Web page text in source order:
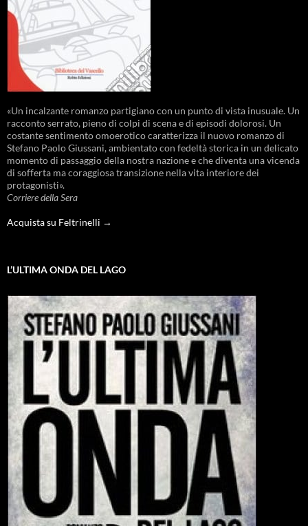
«Un incalzante romanzo partigiano con un punto di vista inusuale. Un
racconto serrato, pieno di colpi di scena e di episodi dolorosi. Un
costante sentimento omoerotico caratterizza il nuovo romanzo di
Stefano Paolo Giussani, ambientato con fedeltà storica in un delicato
momento di passaggio della nostra nazione e che diventa una vicenda
di sofferta ma coraggiosa transizione nella vita interiore dei
protagonisti».
Corriere della Sera
Acquista su Feltrinelli →
L’ULTIMA ONDA DEL LAGO